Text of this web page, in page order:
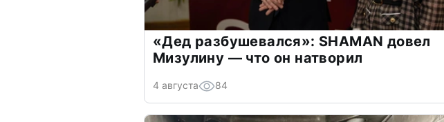
«Дед разбушевался»: SHAMAN довел
Мизулину — что он натворил
4 августа 84